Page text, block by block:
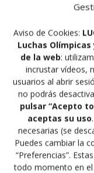
Aviso de Cookies:
Luchas
de la web:
incrustar vídeos,
usuarios al abrir
no podrás
pulsar “Acepto
aceptas su uso
necesarias (se
Puedes cambiar la
“Preferencias”.
todo momento en el
Los días 3 y 4
teórico de
ascenso de
árbitros
Manuel Gandul
y David Terrón
árbitros deberán
celebrara con
y 16 de julio.
en este curso